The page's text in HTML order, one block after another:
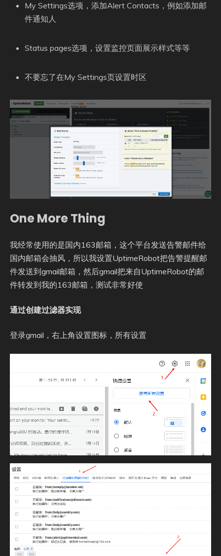
My Settings选项，添加Alert Contacts，例如添加邮
件通知人
Status pages选项，设置监控页面展示样式等等
不要忘了在My Settings页设置时区
One More Thing
我经常使用的是国内163邮箱，这个平台发送告警邮件给
国内邮箱会抽风，所以我设置UptimeRobot把告警提醒邮
件发送到gmail邮箱，然后gmail把来自UptimeRobot的邮
件转发到我的163邮箱，测试非常好使
通过创建过滤器实现
登录gmail，右上角设置图标，所有设置